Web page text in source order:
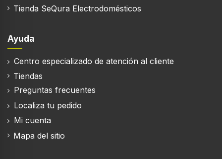
Nivel de ruido (spin)
Programación diferida
Inicio retrasado
Temporizador
Tiempo del ciclo (máx.)
228 min
Tienda SeQura Electrodomésticos
Ayuda
Centro especializado de atención al cliente
Tiendas
Preguntas frecuentes
Localiza tu pedido
Mi cuenta
Mapa del sitio